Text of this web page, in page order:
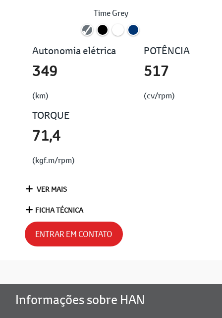
Time Grey
Autonomia elétrica
349
(km)
POTÊNCIA
517
(cv/rpm)
TORQUE
71,4
(kgf.m/rpm)
VER MAIS
FICHA TÉCNICA
ENTRAR EM CONTATO
Informações sobre HAN